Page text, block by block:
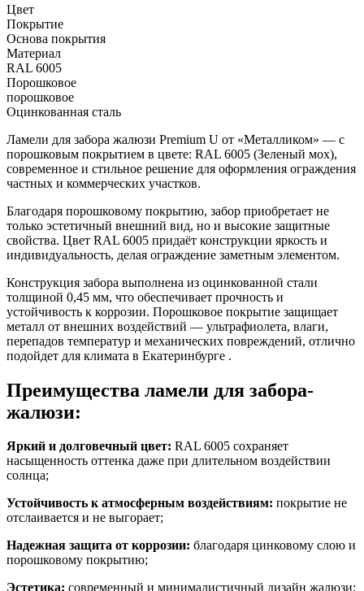
Цвет
Покрытие
Основа покрытия
Материал
RAL 6005
Порошковое
порошковое
Оцинкованная сталь
Ламели для забора жалюзи Premium U от «Металликом» — с
порошковым покрытием в цвете: RAL 6005 (Зеленый мох),
современное и стильное решение для оформления ограждения
частных и коммерческих участков.
Благодаря порошковому покрытию, забор приобретает не
только эстетичный внешний вид, но и высокие защитные
свойства. Цвет RAL 6005 придаёт конструкции яркость и
индивидуальность, делая ограждение заметным элементом.
Конструкция забора выполнена из оцинкованной стали
толщиной 0,45 мм, что обеспечивает прочность и
устойчивость к коррозии. Порошковое покрытие защищает
металл от внешних воздействий — ультрафиолета, влаги,
перепадов температур и механических повреждений, отлично
подойдет для климата в Екатеринбурге .
Преимущества ламели для забора-
жалюзи:
Яркий и долговечный цвет: RAL 6005 сохраняет
насыщенность оттенка даже при длительном воздействии
солнца;
Устойчивость к атмосферным воздействиям: покрытие не
отслаивается и не выгорает;
Надежная защита от коррозии: благодаря цинковому слою и
порошковому покрытию;
Эстетика: современный и минималистичный дизайн жалюзи;